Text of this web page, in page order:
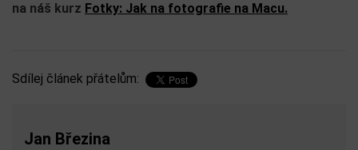
na náš kurz Fotky: Jak na fotografie na Macu.
Sdílej článek přátelům:
Jan Březina